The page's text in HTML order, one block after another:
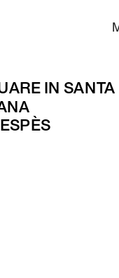
IN